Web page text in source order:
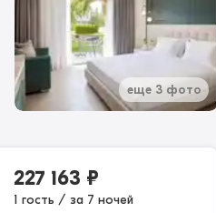
еще 3 фото
227 163 ₽
1 гость / за 7 ночей